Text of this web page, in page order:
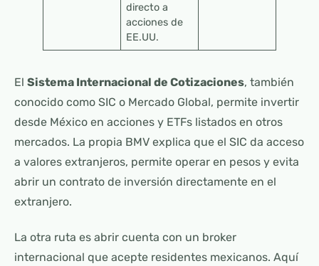
directo a
acciones de
EE.UU.
El Sistema Internacional de Cotizaciones, también
conocido como SIC o Mercado Global, permite invertir
desde México en acciones y ETFs listados en otros
mercados. La propia BMV explica que el SIC da acceso
a valores extranjeros, permite operar en pesos y evita
abrir un contrato de inversión directamente en el
extranjero.
La otra ruta es abrir cuenta con un broker
internacional que acepte residentes mexicanos. Aquí